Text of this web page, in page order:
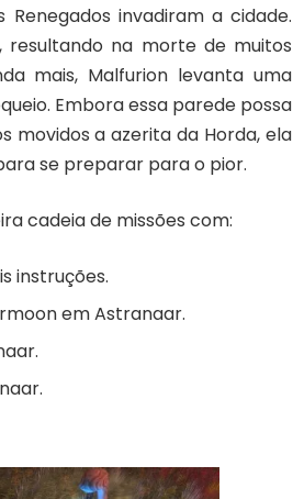
Renegados invadiram a cidade.
resultando na morte de muitos
mais, Malfurion levanta uma
Embora essa parede possa
movidos a azerita da Horda, ela
se preparar parao pior.
cadeia de missões com:
instruções.
em Astranaar.